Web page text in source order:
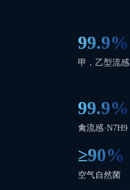
99.9%
甲，乙型流感
99.9%
禽流感·N7H9
≥90%
空气自然菌